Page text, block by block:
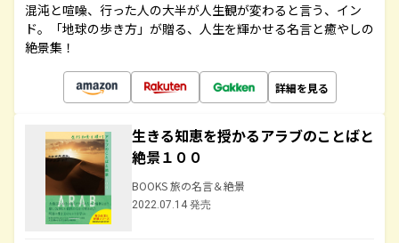
混沌と喧噪、行った人の大半が人生観が変わると言う、イン
ド。「地球の歩き方」が贈る、人生を輝かせる名言と癒やしの
絶景集！
詳細を見る
生きる知恵を授かるアラブのことばと
絶景１００
BOOKS 旅の名言＆絶景
2022.07.14 発売